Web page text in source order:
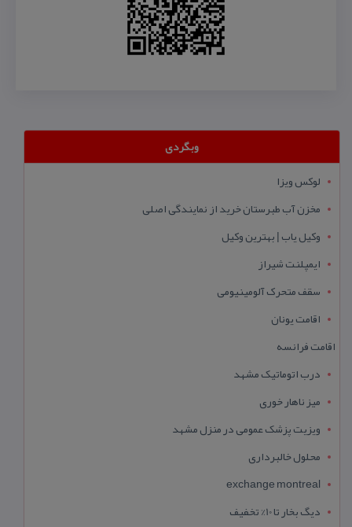
وبگردی
لوکس ویزا
مخزن آب طبرستان خرید از نمایندگی اصلی
وکیل یاب | بهترین وکیل
ایمپلنت شیراز
سقف متحرک آلومینیومی
اقامت یونان
اقامت فرانسه
درب اتوماتیک مشهد
میز ناهار خوری
ویزیت پزشک عمومی در منزل مشهد
محلول خالبرداری
exchange montreal
دیگ بخار تا 10% تخفیف